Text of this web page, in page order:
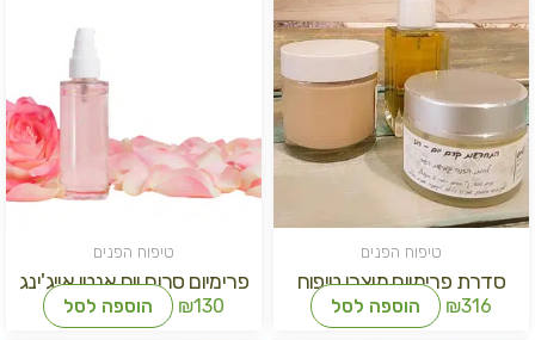
טיפוח הפנים
סדרת פרימיום מוצרי טיפוח
₪316 הוספה לסל
טיפוח הפנים
פרימיום סרום יום אנטי אייג'ינג
₪130 הוספה לסל